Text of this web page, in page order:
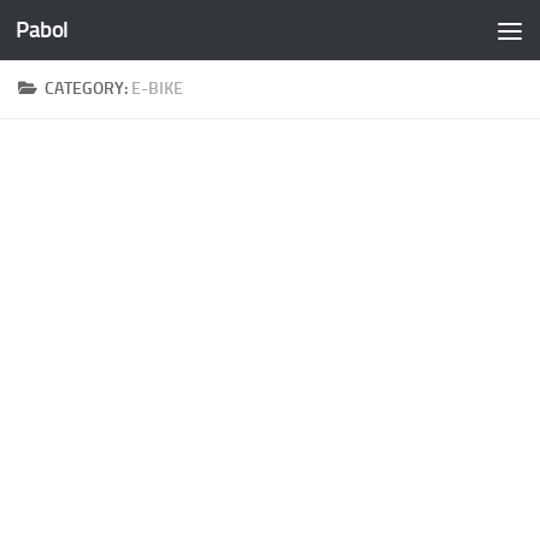
Skip to content
Pabol
CATEGORY: E-BIKE